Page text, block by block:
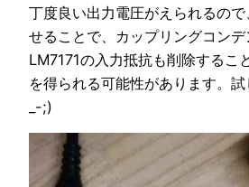
丁度良い出力電圧がえられるの
せることで、カップリングコンデ
LM7171の入力抵抗も削除するこ
を得られる可能性があります。
_-;)